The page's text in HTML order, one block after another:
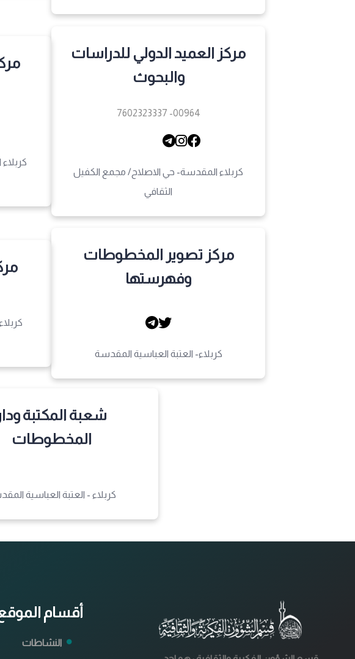
مركز العميد الدولي للدراسات
والبحوث
00964- 7602323337
كربلاء المقدسة- حي الاصلاح/ مجمع الكفيل
الثقافي
مركز تصوير المخطوطات
وفهرستها
كربلاء- العتبة العباسية المقدسة
شعبة المكتبة ودار
المخطوطات
كربلاء - العتبة العباسية
أقسام
النشاطات